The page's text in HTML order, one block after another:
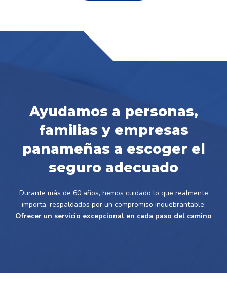
Ayudamos a personas,
familias y empresas
panameñas a escoger el
seguro adecuado
Durante más de 60 años, hemos cuidado lo que realmente
importa, respaldados por un compromiso inquebrantable:
Ofrecer un servicio excepcional en cada paso del camino